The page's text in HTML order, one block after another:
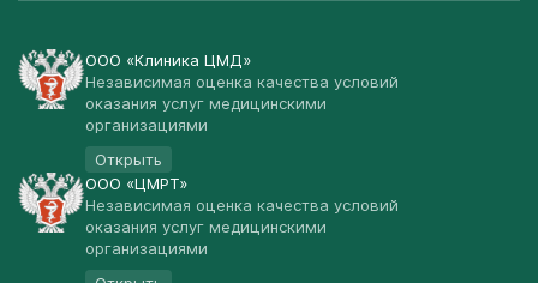
ООО «Клиника ЦМД»
Независимая оценка качества условий
оказания услуг медицинскими
организациями
Открыть
ООО «ЦМРТ»
Независимая оценка качества условий
оказания услуг медицинскими
организациями